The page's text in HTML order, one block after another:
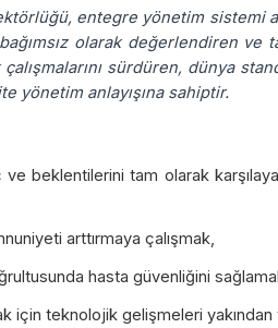
entegre yönetim sistemi
olarak değerlendiren
sürdüren, dünya
yönetim anlayışına sahiptir.
beklentilerini tam olarak
arttırmaya çalışmak,
hasta güvenliğini
için teknolojik gelişmeleri